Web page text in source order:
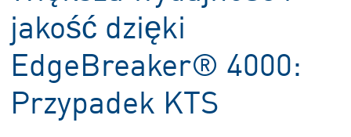
jakość dzięki
EdgeBreaker® 4000:
Przypadek KTS